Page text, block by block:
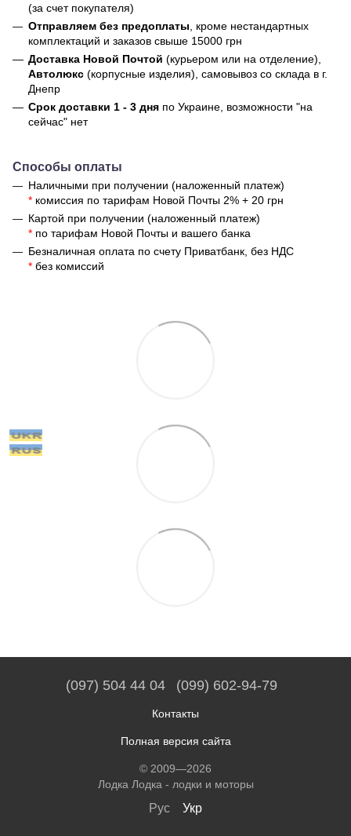
(за счет покупателя)
Отправляем без предоплаты , кроме нестандартных
комплектаций и заказов свыше 15000 грн
Доставка Новой Почтой (курьером или на отделение),
Автолюкс (корпусные изделия), самовывоз со склада в г.
Днепр
Срок доставки 1 - 3 дня по Украине, возможности "на
сейчас" нет
Способы оплаты
Наличными при получении (наложенный платеж)
* комиссия по тарифам Новой Почты 2% + 20 грн
Картой при получении (наложенный платеж)
* по тарифам Новой Почты и вашего банка
Безналичная оплата по счету Приватбанк, без НДС
* без комиссий
(097) 504 44 04 (099) 602-94-79
Контакты
Полная версия сайта
© 2009—2026
Лодка Лодка - лодки и моторы
Рус Укр